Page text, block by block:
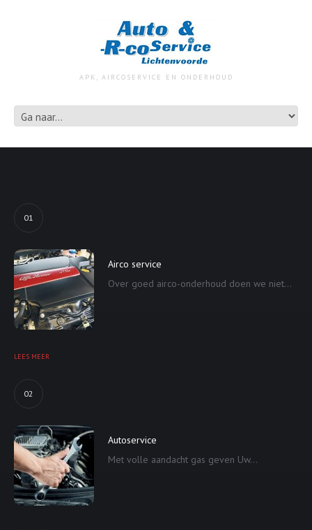
APK, AIRCOSERVICE EN ONDERHOUD
01
Airco service
Over goed airco-onderhoud doen we niet...
LEES MEER
02
Autoservice
Met volle aandacht gas geven Uw...